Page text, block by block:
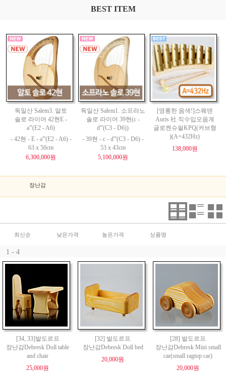
BEST ITEM
독일산 Salem3. 알토
솔로 라이어 42현E -
a'''(E2 - A6)
- 42현 - E - a'''(E2 - A6) -
63 x 50cm
6,300,000원
독일산 Salem1. 소프라노
솔로 라이어 39현(c -
d'''(C3 - D6))
- 39현 - c - d'''(C3 - D6) -
53 x 43cm
5,100,000원
[영롱한 음색!]스웨덴
Auris 社 직수입오음계
글로켄슈필KPQ(커브형
)(A=432Hz)
138,000원
장난감
최신순 낮은가격 높은가격 상품명
1 - 4
[34, 33]발도르프
장난감Debresk Doll table
and chair
25,000원
[32] 발도르프
장난감Debresk Doll bed
20,000원
[28] 발도르프
장난감Debresk Mini small
car(small ragtop car)
20,000원